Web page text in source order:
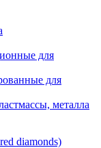
для
для
металла
diamonds)